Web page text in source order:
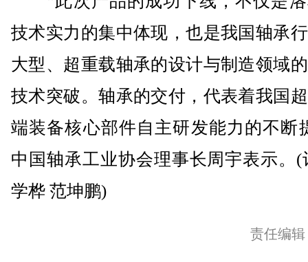
技术实力的集中体现，也是我国轴承
大型、超重载轴承的设计与制造领域
技术突破。轴承的交付，代表着我国
端装备核心部件自主研发能力的不断
中国轴承工业协会理事长周宇表示。(
学桦 范坤鹏)
责任编